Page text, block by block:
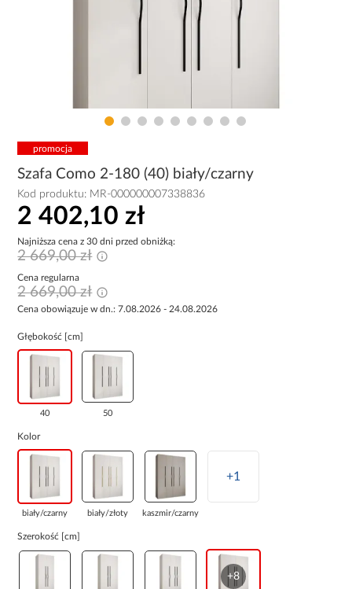
promocja
Szafa Como 2-180 (40) biały/czarny
Kod produktu: MR-000000007338836
2 402,10 zł
Najniższa cena z 30 dni przed obniżką:
2 669,00 zł
Cena regularna
2 669,00 zł
Cena obowiązuje w dn.: 7.08.2026 - 24.08.2026
Głębokość [cm]
40 50
Kolor
biały/czarny biały/złoty kaszmir/czarny
+1
Szerokość [cm]
+8